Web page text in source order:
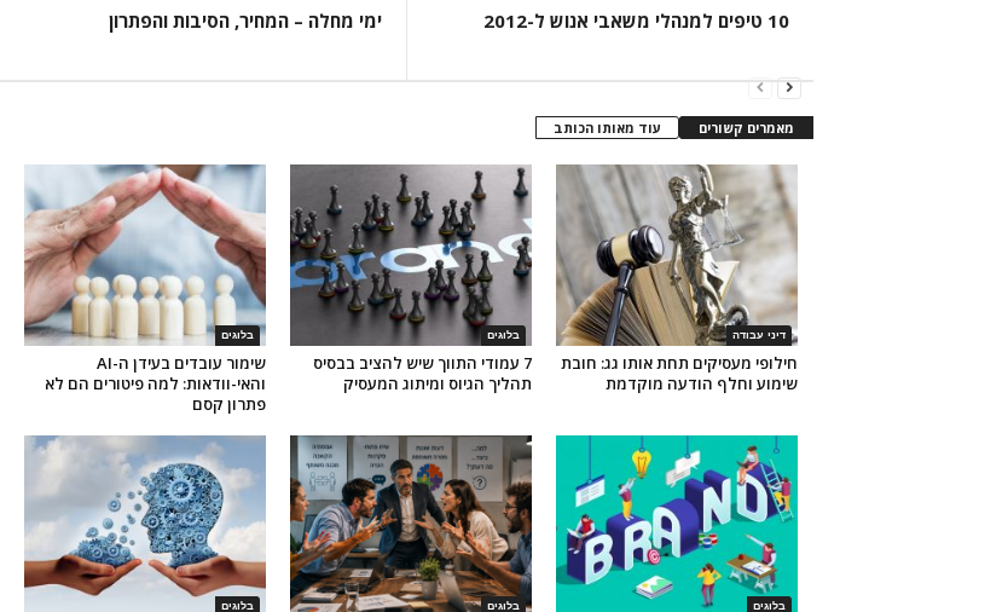
10 טיפים למנהלי משאבי אנוש ל-2012 ימי מחלה – המחיר, הסיבות והפתרון
מאמרים קשורים עוד מאותו הכותב
בלוגים
שימור עובדים בעידן ה-AI
והאי-וודאות: למה פיטורים הם לא
פתרון קסם
בלוגים
7 עמודי התווך שיש להציב בבסיס
תהליך הגיוס ומיתוג המעסיק
דיני עבודה
חילופי מעסיקים תחת אותו גג: חובת
שימוע וחלף הודעה מוקדמת
בלוגים בלוגים בלוגים